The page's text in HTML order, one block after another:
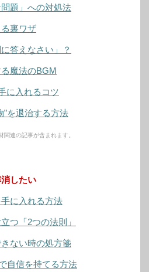
問題」への対処法
裏ワザ
答えなさい」？
魔法のBGM
に入れるコツ
”を退治する方法
連の記事が含まれます。
したい
に入れる方法
つ「2つの法則」
きない時の処方箋
自信を持てる方法